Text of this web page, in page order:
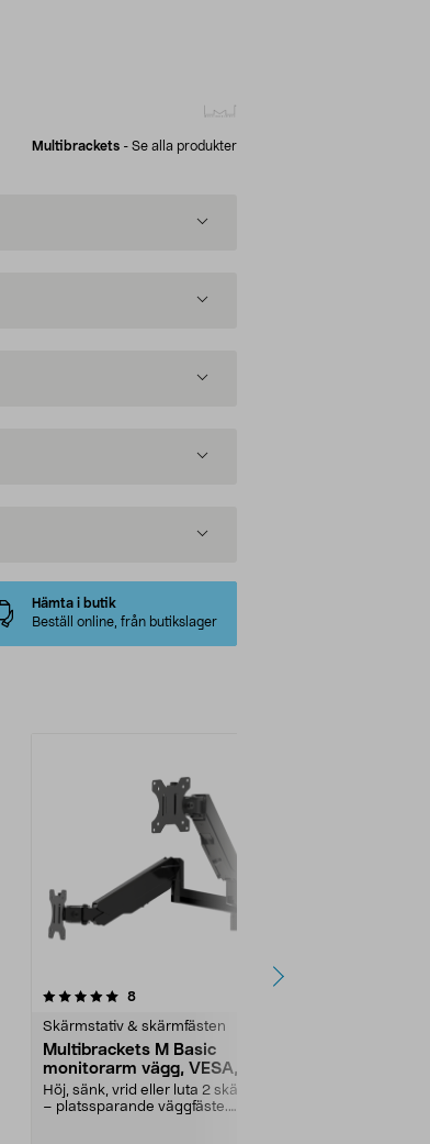
Multibrackets - Se alla produkter
Hämta i butik
Beställ online, från butikslager
8recensioner
Skärmstativ & skärmfästen
Multibrackets M Basic
monitorarm vägg, VESA,
Dual
Höj, sänk, vrid eller luta 2 skärmar
– platssparande väggfäste.